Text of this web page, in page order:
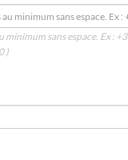
minimum sans espace. Ex :
)